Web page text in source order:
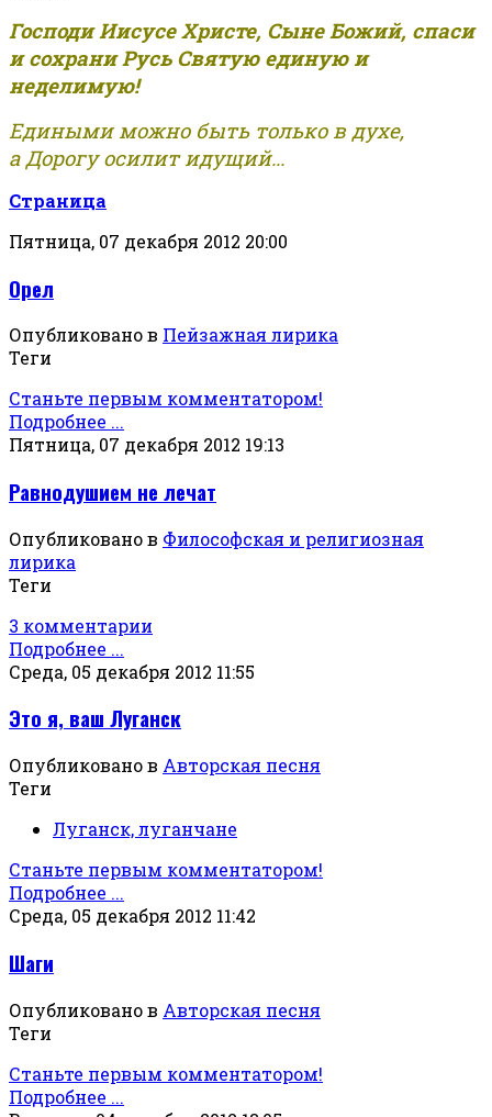
Господи Иисусе Христе, Сыне Божий, спаси
и сохрани Русь Святую единую и
неделимую!
Едиными можно быть только в духе,
а Дорогу осилит идущий...
Страница
Пятница, 07 декабря 2012 20:00
Орел
Опубликовано в Пейзажная лирика
Теги
Станьте первым комментатором!
Подробнее ...
Пятница, 07 декабря 2012 19:13
Равнодушием не лечат
Опубликовано в Философская и религиозная
лирика
Теги
3 комментарии
Подробнее ...
Среда, 05 декабря 2012 11:55
Это я, ваш Луганск
Опубликовано в Авторская песня
Теги
Луганск, луганчане
Станьте первым комментатором!
Подробнее ...
Среда, 05 декабря 2012 11:42
Шаги
Опубликовано в Авторская песня
Теги
Станьте первым комментатором!
Подробнее ...